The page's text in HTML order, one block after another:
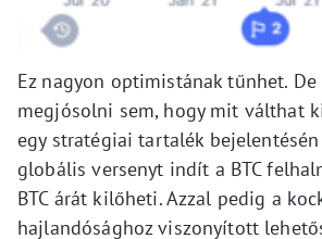
Ez nagyon optimistának tűnhet.
megjósolni sem, hogy mit válthat
egy stratégiai tartalék
globális versenyt indít a BTC
BTC árát kilőheti. Azzal pedig a
hajlandósághoz viszonyított